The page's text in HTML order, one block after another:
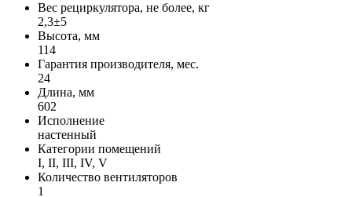
Вес рециркулятора, не более, кг
2,3±5
Высота, мм
114
Гарантия производителя, мес.
24
Длина, мм
602
Исполнение
настенный
Категории помещений
I, II, III, IV, V
Количество вентиляторов
1